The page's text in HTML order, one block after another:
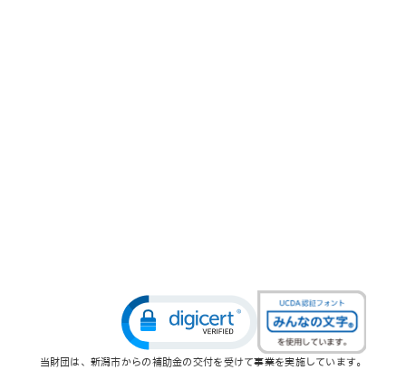
当財団は、新潟市からの補助金の交付を受けて事業を実施しています。